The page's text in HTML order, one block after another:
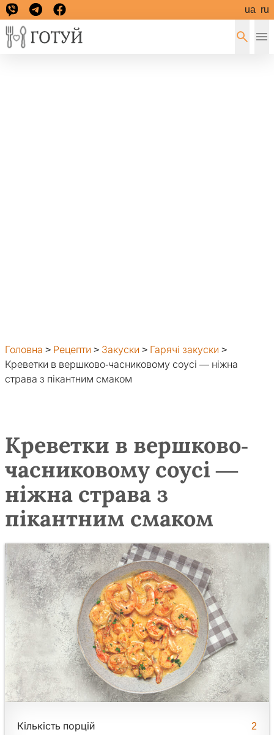
ua ru
Головна > Рецепти > Закуски > Гарячі закуски >
Креветки в вершково-часниковому соусі — ніжна
страва з пікантним смаком
Креветки в вершково-
часниковому соусі —
ніжна страва з
пікантним смаком
Кількість порцій 2